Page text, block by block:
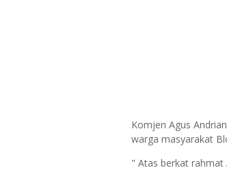
Komjen Agus
warga masyarakat
" Atas berkat rahmat